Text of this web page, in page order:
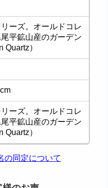
ーズ。オールドコレ
平鉱山産のガーデン
Quartz）
ーズ。オールドコレ
平鉱山産のガーデン
Quartz）
の同定について